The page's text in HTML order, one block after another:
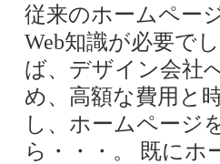
従来のホームペー
Web知識が必要で
ば、デザイン会社
め、高額な費用と
し、ホームページ
ら・・・。 既に